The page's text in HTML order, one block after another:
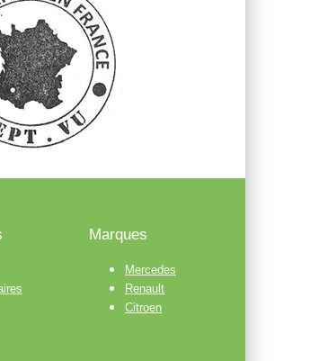
Marques
Mercedes
Renault
Citroen